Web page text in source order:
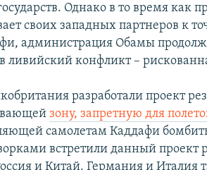
Однако в то время как
своих западных партнеров к
администрация Обамы
ливийский конфликт –
разработали проект
зону, запретную для
самолетам Каддафи
встретили данный
и Китай. Германия и Италия